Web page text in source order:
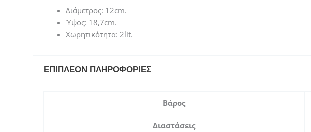
Διάμετρος: 12cm.
Ύψος: 18,7cm.
Χωρητικότητα: 2lit.
ΕΠΙΠΛΈΟΝ ΠΛΗΡΟΦΟΡΊΕΣ
Βάρος
Διαστάσεις